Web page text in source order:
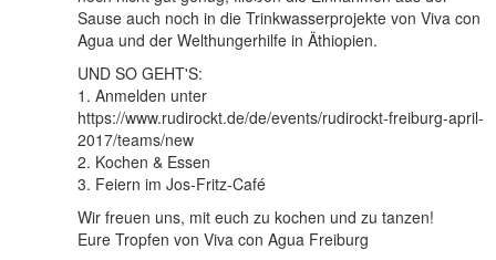
Sause auch noch in die Trinkwasserprojekte von Viva con
Agua und der Welthungerhilfe in Äthiopien.
UND SO GEHT'S:
1. Anmelden unter
https://www.rudirockt.de/de/events/rudirockt-freiburg-april-
2017/teams/new
2. Kochen & Essen
3. Feiern im Jos-Fritz-Café
Wir freuen uns, mit euch zu kochen und zu tanzen!
Eure Tropfen von Viva con Agua Freiburg